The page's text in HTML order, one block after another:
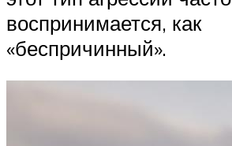
воспринимается, как
«беспричинный».